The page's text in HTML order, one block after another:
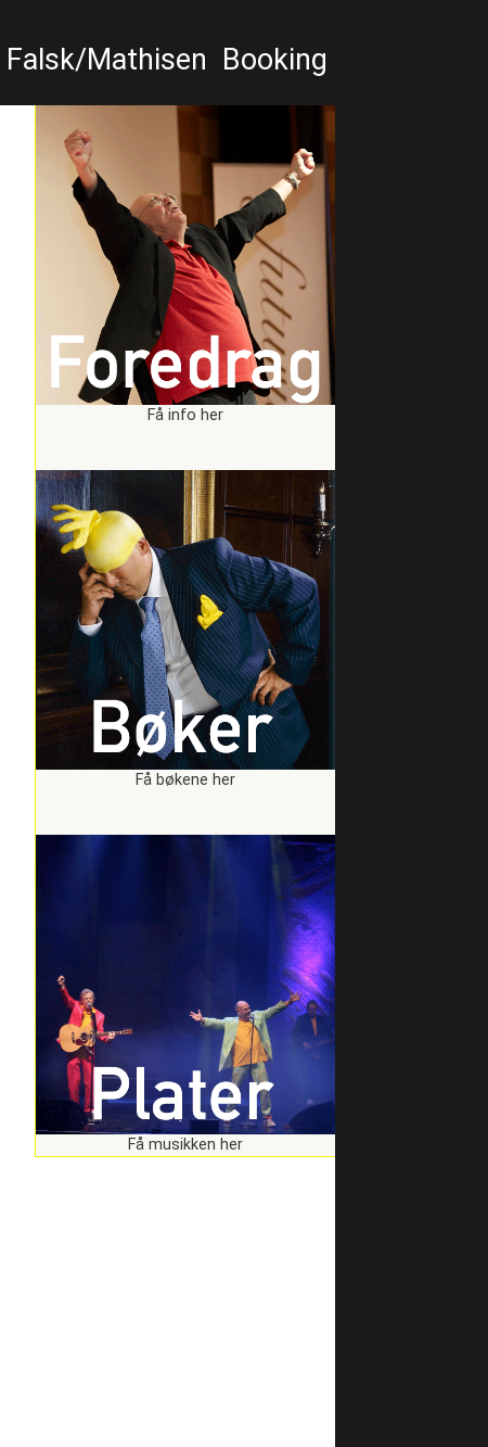
Falsk/Mathisen Booking
Få info her
Få bøkene her
Få musikken her